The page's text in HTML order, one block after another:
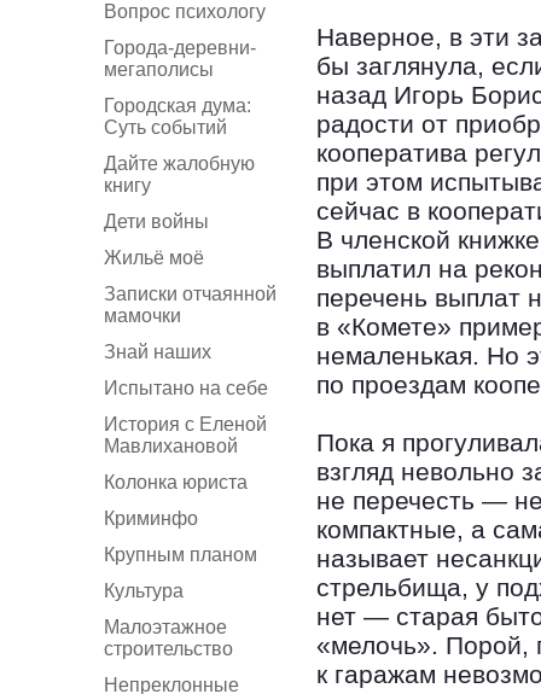
Вопрос психологу
Города-деревни-
мегаполисы
Городская дума:
Суть событий
Дайте жалобную
книгу
Дети войны
Жильё моё
Записки отчаянной
мамочки
Знай наших
Испытано на себе
История с Еленой
Мавлихановой
Колонка юриста
Криминфо
Крупным планом
Культура
Малоэтажное
строительство
Непреклонные
Наверное, в эти
бы заглянула,
назад Игорь
радости от
кооператива
при этом
сейчас в
В членской
выплатил на
перечень выплат
в «Комете»
немаленькая. Но
по проездам
Пока я
взгляд невольно
не перечесть —
компактные, а
называет
стрельбища, у
нет — старая
«мелочь». Порой,
к гаражам